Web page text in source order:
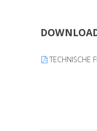
TECHNISCHE